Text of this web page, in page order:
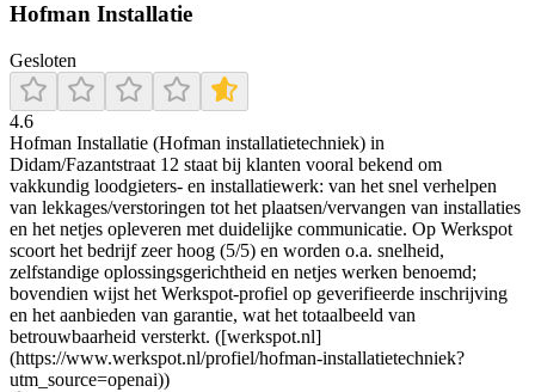
Hofman Installatie
Gesloten
4.6
Hofman Installatie (Hofman installatietechniek) in
Didam/Fazantstraat 12 staat bij klanten vooral bekend om
vakkundig loodgieters- en installatiewerk: van het snel verhelpen
van lekkages/verstoringen tot het plaatsen/vervangen van installaties
en het netjes opleveren met duidelijke communicatie. Op Werkspot
scoort het bedrijf zeer hoog (5/5) en worden o.a. snelheid,
zelfstandige oplossingsgerichtheid en netjes werken benoemd;
bovendien wijst het Werkspot-profiel op geverifieerde inschrijving
en het aanbieden van garantie, wat het totaalbeeld van
betrouwbaarheid versterkt. ([werkspot.nl]
(https://www.werkspot.nl/profiel/hofman-installatietechniek?
utm_source=openai))